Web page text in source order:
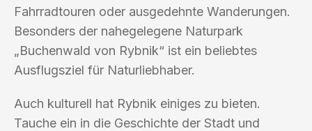
Fahrradtouren oder ausgedehnte Wanderungen.
Besonders der nahegelegene Naturpark
„Buchenwald von Rybnik“ ist ein beliebtes
Ausflugsziel für Naturliebhaber.
Auch kulturell hat Rybnik einiges zu bieten.
Tauche ein in die Geschichte der Stadt und